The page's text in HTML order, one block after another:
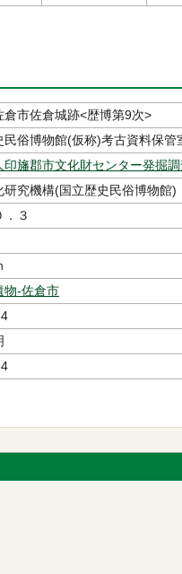
倉市佐倉城跡<歴博第9次>
民俗博物館(仮称)考古資料保
印旛郡市文化財センター発掘
研究機構(国立歴史民俗博物館)
．３
物-佐倉市